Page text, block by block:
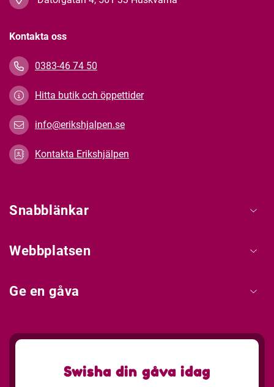
Kontakta oss
0383-46 74 50
Hitta butik och öppettider
info@erikshjalpen.se
Kontakta Erikshjälpen
Snabblänkar
Webbplatsen
Ge en gåva
Swisha din gåva idag